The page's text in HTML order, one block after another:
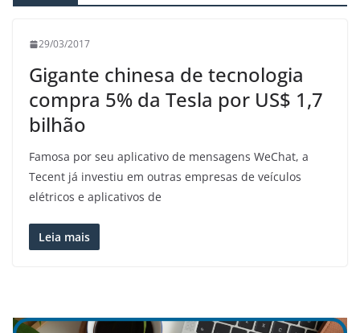
29/03/2017
Gigante chinesa de tecnologia
compra 5% da Tesla por US$ 1,7
bilhão
Famosa por seu aplicativo de mensagens WeChat, a
Tecent já investiu em outras empresas de veículos
elétricos e aplicativos de
Leia mais